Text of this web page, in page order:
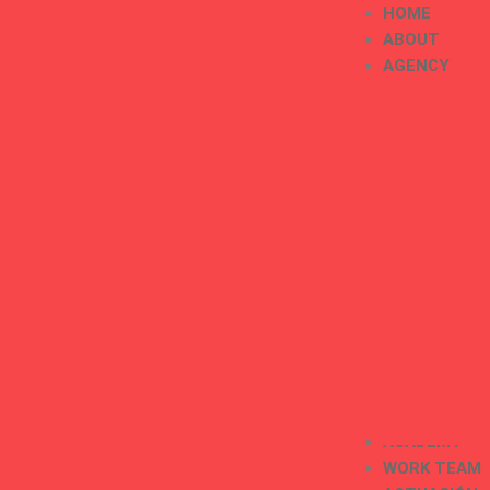
HOME
ABOUT
AGENCY
ACADEMY
WORK TEAM